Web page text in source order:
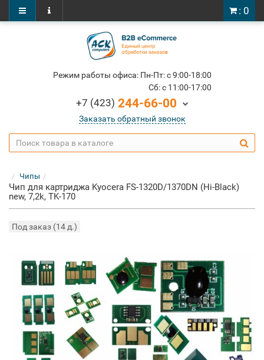
: 0
Режим работы офиса: Пн-Пт: c 9:00-18:00
Cб: c 11:00-17:00
+7 (423) 244-66-00
Заказать обратный звонок
Чипы
Чип для картриджа Kyocera FS-1320D/1370DN (Hi-Black)
new, 7,2k, TK-170
Под заказ (14 д.)